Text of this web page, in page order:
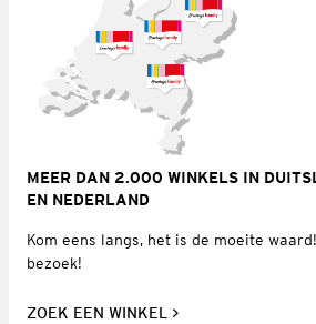
MEER DAN 2.000 WINKELS IN
EN NEDERLAND
Kom eens langs, het is de moeite
bezoek!
ZOEK EEN WINKEL